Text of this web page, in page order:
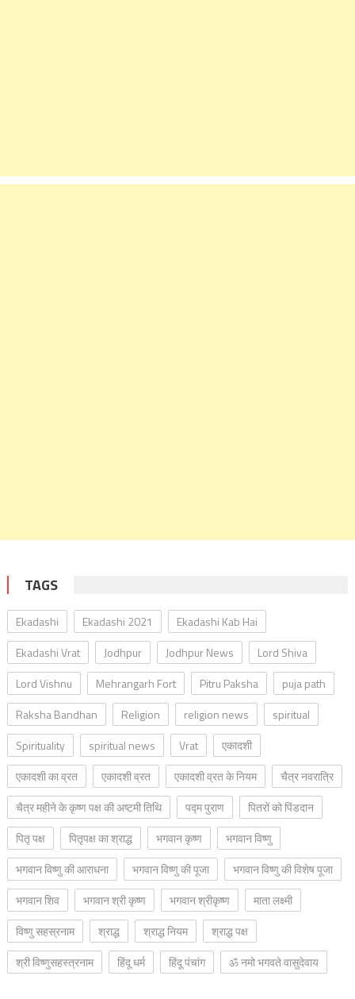
TAGS
Ekadashi Ekadashi 2021
Ekadashi Kab Hai
Ekadashi Vrat
Jodhpur Jodhpur News
Lord Shiva
Lord Vishnu
Mehrangarh Fort Pitru Paksha
puja path
Raksha Bandhan
Religion religion news
spiritual
Spirituality
spiritual news Vrat
एकादशी
एकादशी का व्रत
एकादशी व्रत एकादशी व्रत के नियम
चैत्र नवरात्रि
चैत्र महीने के कृष्ण पक्ष की अष्टमी तिथि
पद्म पुराण
पितरों को पिंडदान
पितृ पक्ष
पितृपक्ष का श्राद्ध भगवान कृष्ण
भगवान विष्णु
भगवान विष्णु की आराधना
भगवान विष्णु की पूजा
भगवान विष्णु की विशेष पूजा
भगवान शिव
भगवान श्री कृष्ण भगवान श्रीकृष्ण
माता लक्ष्मी
विष्णु सहस्रनाम
श्राद्ध श्राद्ध नियम
श्राद्ध पक्ष
श्री विष्णुसहस्त्रनाम
हिंदू धर्म हिंदू पंचांग ॐ नमो भगवते वासुदेवाय